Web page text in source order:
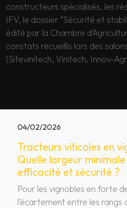
constructeurs spécialisés, les
IFV, le dossier “Sécurité et
édité par la Chambre
constats recueillis lors des
(Sitevinitech, Vinitech, Innov-
04/02/2026
Tracteurs viticoles en
Quelle largeur
efficacité et sécurité ?
Pour les vignobles en forte
l’écartement entre les rangs